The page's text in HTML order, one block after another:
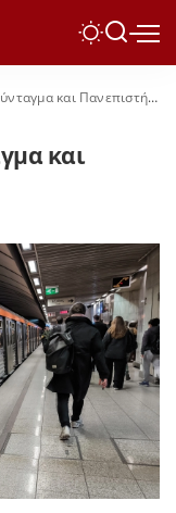
και Πανεπιστήμιο του Μετρό
και